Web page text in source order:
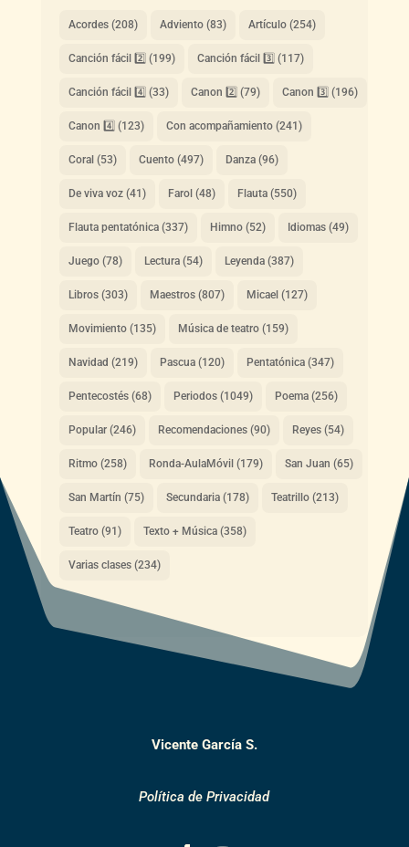
Acordes(208) Adviento(83) Artículo(254)
Canción fácil 2️⃣ (199) Canción fácil 3️⃣ (117)
Canción fácil 4️⃣ (33) Canon 2️⃣ (79) Canon 3️⃣ (196)
Canon 4️⃣ (123) Con acompañamiento(241)
Coral (53) Cuento(497) Danza(96)
De viva voz(41) Farol (48) Flauta(550)
Flauta pentatónica(337) Himno(52) Idiomas(49)
Juego(78) Lectura(54) Leyenda(387)
Libros(303) Maestros(807) Micael (127)
Movimiento(135) Música de teatro(159)
Navidad (219) Pascua(120) Pentatónica(347)
Pentecostés(68) Periodos(1049) Poema(256)
Popular(246) Recomendaciones(90) Reyes(54)
Ritmo(258) Ronda-AulaMóvil (179) San Juan (65)
San Martín (75) Secundaria(178) Teatrillo(213)
Teatro(91) Texto + Música(358)
Varias clases(234)
Vicente García S.
Política de Privacidad